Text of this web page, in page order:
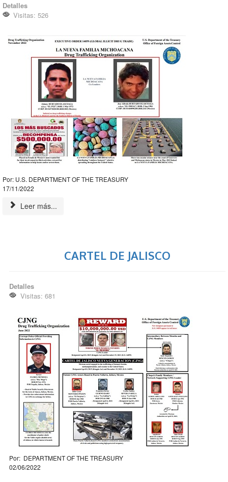
Detalles
Visitas: 526
Por: U.S. DEPARTMENT OF THE TREASURY
17/11/2022
Leer más...
CARTEL DE JALISCO
Detalles
Visitas: 681
Por: DEPARTMENT OF THE TREASURY
02/06/2022